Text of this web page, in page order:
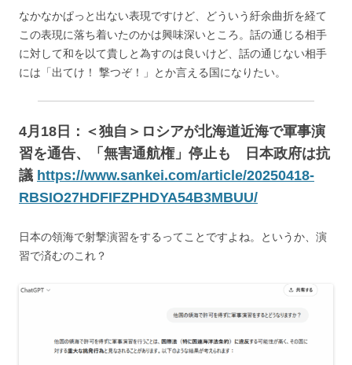
なかなかぱっと出ない表現ですけど、どういう紆余曲折を経て
この表現に落ち着いたのかは興味深いところ。話の通じる相手
に対して和を以て貴しと為すのは良いけど、話の通じない相手
には「出てけ！ 撃つぞ！」とか言える国になりたい。
4月18日：＜独自＞ロシアが北海道近海で軍事演
習を通告、「無害通航権」停止も 日本政府は抗
議 https://www.sankei.com/article/20250418-
RBSIO27HDFIFZPHDYA54B3MBUU/
日本の領海で射撃演習をするってことですよね。というか、演
習で済むのこれ？